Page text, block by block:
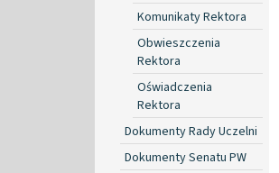
Komunikaty Rektora
Obwieszczenia
Rektora
Oświadczenia
Rektora
Dokumenty Rady Uczelni
Dokumenty Senatu PW